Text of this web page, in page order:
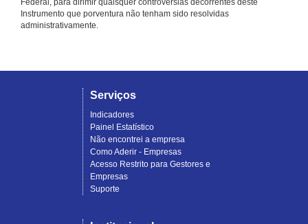
Federal, para dirimir quaisquer controvérsias decorrentes deste
Instrumento que porventura não tenham sido resolvidas
administrativamente.
Serviços
Indicadores
Painel Estatístico
Não encontrei a empresa
Como Aderir - Empresas
Acesso Restrito para Gestores e
Empresas
Suporte